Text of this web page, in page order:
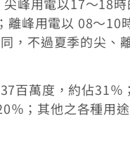
峰用電以 08～10
，不過夏季的尖、
百萬度，約佔31％
％；其他之各種用